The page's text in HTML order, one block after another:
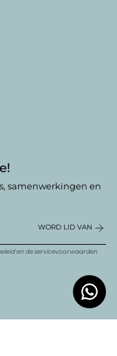
samenwerkingen en
WORD LID VAN
ende servicevoorwaarden